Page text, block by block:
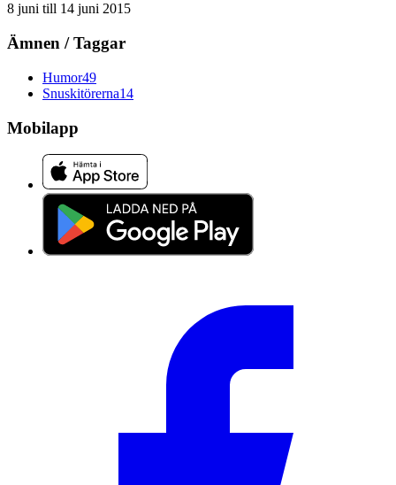
8 juni till 14 juni 2015
Ämnen / Taggar
Humor49
Snuskitörerna14
Mobilapp